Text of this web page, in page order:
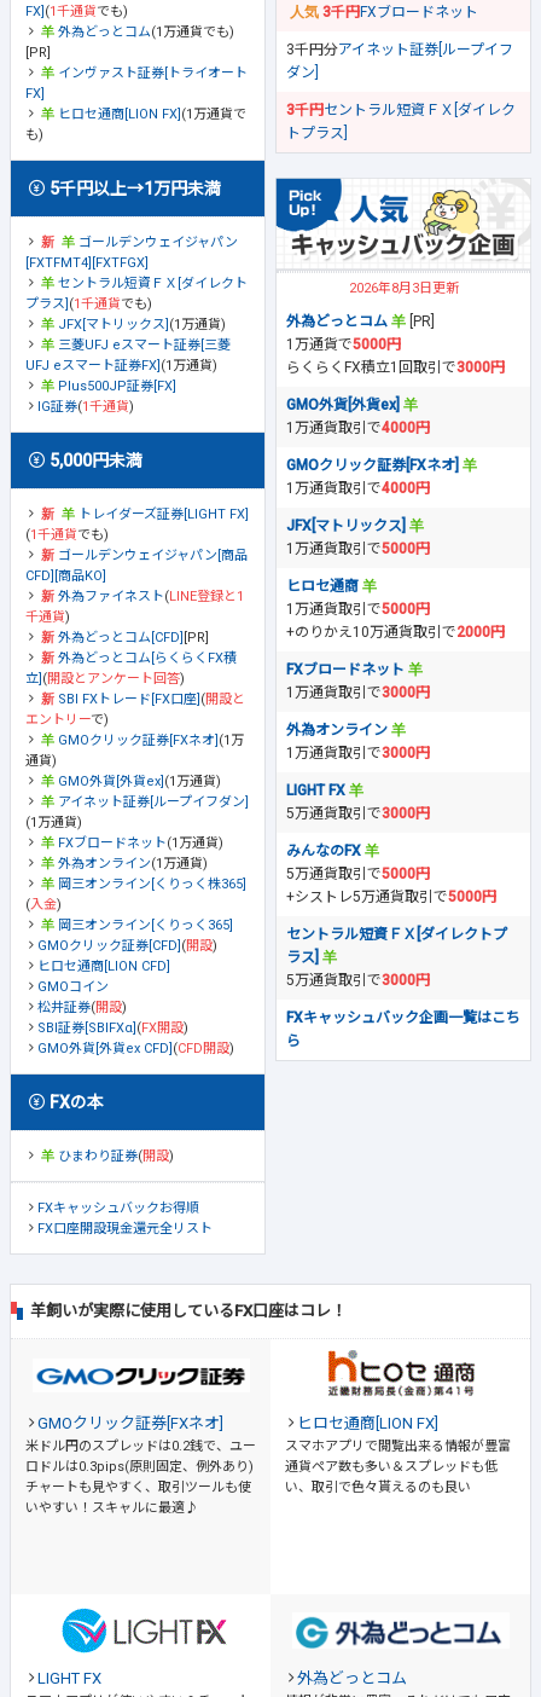
FX] (1千通貨でも)
外為どっとコム(1万通貨でも)
[PR]
インヴァスト証券[トライオート
FX]
ヒロセ通商[LION FX] (1万通貨で
も)
5千円以上→1万円未満
ゴールデンウェイジャパン
[FXTFMT4][FXTFGX]
セントラル短資ＦＸ[ダイレクト
プラス] (1千通貨でも)
JFX[マトリックス] (1万通貨)
三菱UFJ eスマート証券[三菱
UFJ eスマート証券FX] (1万通貨)
Plus500JP証券[FX]
IG証券(1千通貨)
5,000円未満
トレイダーズ証券[LIGHT FX]
(1千通貨でも)
ゴールデンウェイジャパン[商品
CFD][商品KO]
外為ファイネスト(LINE登録と1
千通貨)
外為どっとコム[CFD] [PR]
外為どっとコム[らくらくFX積
立] (開設とアンケート回答)
SBI FXトレード[FX口座] (開設と
エントリーで)
GMOクリック証券[FXネオ] (1万
通貨)
GMO外貨[外貨ex] (1万通貨)
アイネット証券[ループイフダン]
(1万通貨)
FXブロードネット(1万通貨)
外為オンライン(1万通貨)
岡三オンライン[くりっく株365]
(入金)
岡三オンライン[くりっく365]
GMOクリック証券[CFD] (開設)
ヒロセ通商[LION CFD]
GMOコイン
松井証券(開設)
SBI証券[SBIFXα] (FX開設)
GMO外貨[外貨ex CFD] (CFD開設)
FXの本
ひまわり証券(開設)
FXキャッシュバックお得順
FX口座開設現金還元全リスト
3千円FXブロードネット
3千円分アイネット証券[ループイフ
ダン]
3千円セントラル短資ＦＸ[ダイレク
トプラス]
2026年8月3日更新
外為どっとコム
[PR]
1万通貨で5000円
らくらくFX積立1回取引で3000円
GMO外貨[外貨ex]
1万通貨取引で4000円
GMOクリック証券[FXネオ]
1万通貨取引で4000円
JFX[マトリックス]
1万通貨取引で5000円
ヒロセ通商
1万通貨取引で5000円
+のりかえ10万通貨取引で2000円
FXブロードネット
1万通貨取引で3000円
外為オンライン
1万通貨取引で3000円
LIGHT FX
5万通貨取引で3000円
みんなのFX
5万通貨取引で5000円
+シストレ5万通貨取引で5000円
セントラル短資ＦＸ[ダイレクトプ
ラス]
5万通貨取引で3000円
FXキャッシュバック企画一覧はこち
ら
羊飼いが実際に使用しているFX口座はコレ！
GMOクリック証券[FXネオ]
米ドル円のスプレッドは0.2銭で、ユー
ロドルは0.3pips(原則固定、例外あり)
チャートも見やすく、取引ツールも使
いやすい！スキャルに最適♪
ヒロセ通商[LION FX]
スマホアプリで閲覧出来る情報が豊富
通貨ペア数も多い＆スプレッドも低
い、取引で色々貰えるのも良い
LIGHT FX 外為どっとコム